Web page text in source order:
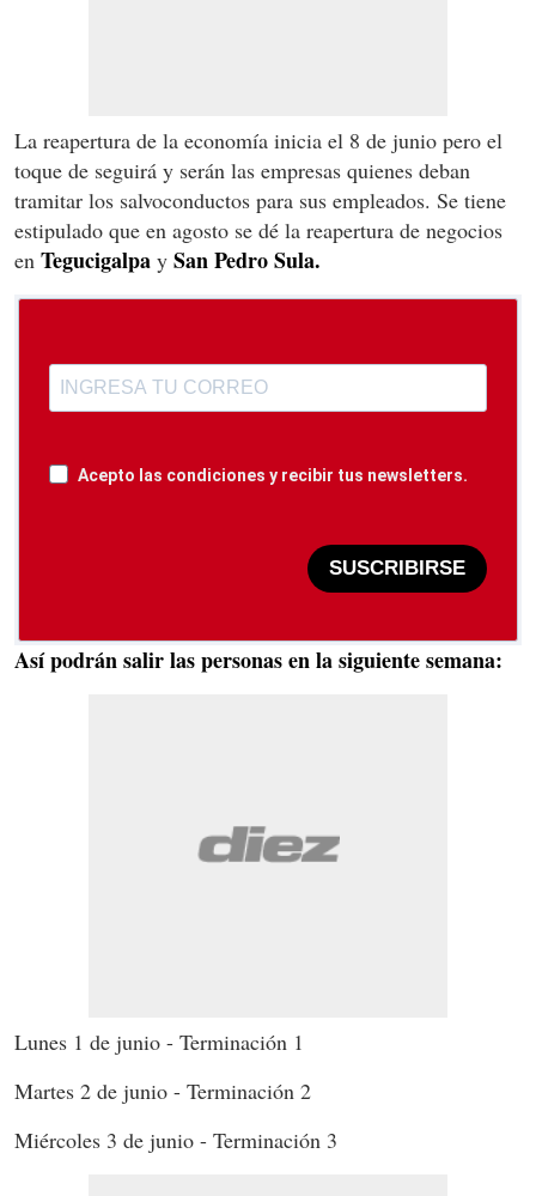
La reapertura de la economía inicia el 8 de junio pero el
toque de seguirá y serán las empresas quienes deban
tramitar los salvoconductos para sus empleados. Se tiene
estipulado que en agosto se dé la reapertura de negocios
en Tegucigalpa y San Pedro Sula.
Acepto las condiciones y recibir tus newsletters.
SUSCRIBIRSE
Así podrán salir las personas en la siguiente semana:
Lunes 1 de junio - Terminación 1
Martes 2 de junio - Terminación 2
Miércoles 3 de junio - Terminación 3